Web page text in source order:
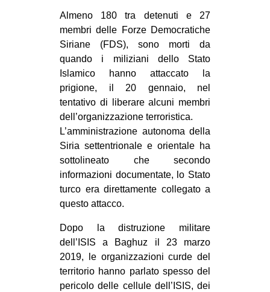
MILANO
MOBILITAZIONI
SPORT POPOLARE
MOVIMENTI
AMBIENTE
ANTIFASCISMO
DIRITTO ALL’ABITARE
GENERI
PRECARIATO
REPRESSIONE
STUDENTI
Almeno 180 tra detenuti e 27
membri delle Forze Democratiche
Siriane (FDS), sono morti da
quando i miliziani dello Stato
Islamico hanno attaccato la
prigione, il 20 gennaio, nel
tentativo di liberare alcuni membri
dell’organizzazione terroristica.
L’amministrazione autonoma della
Siria settentrionale e orientale ha
sottolineato che secondo
informazioni documentate, lo Stato
turco era direttamente collegato a
questo attacco.
Dopo la distruzione militare
dell’ISIS a Baghuz il 23 marzo
2019, le organizzazioni curde del
territorio hanno parlato spesso del
pericolo delle cellule dell’ISIS, dei